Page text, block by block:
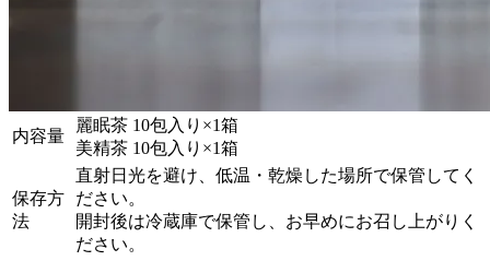
内容量
麗眠茶 10包入り×1箱
美精茶 10包入り×1箱
保存方
法
直射日光を避け、低温・乾燥した場所で保管してく
ださい。
開封後は冷蔵庫で保管し、お早めにお召し上がりく
ださい。